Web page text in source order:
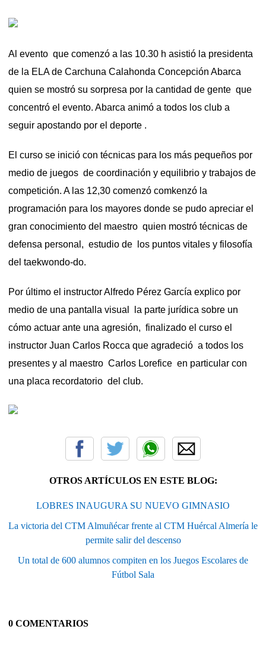
Al evento que comenzó a las 10.30 h asistió la presidenta
de la ELA de Carchuna Calahonda Concepción Abarca
quien se mostró su sorpresa por la cantidad de gente que
concentró el evento. Abarca animó a todos los club a
seguir apostando por el deporte .
El curso se inició con técnicas para los más pequeños por
medio de juegos de coordinación y equilibrio y trabajos de
competición. A las 12,30 comenzó comkenzó la
programación para los mayores donde se pudo apreciar el
gran conocimiento del maestro quien mostró técnicas de
defensa personal, estudio de los puntos vitales y filosofía
del taekwondo-do.
Por último el instructor Alfredo Pérez García explico por
medio de una pantalla visual la parte jurídica sobre un
cómo actuar ante una agresión, finalizado el curso el
instructor Juan Carlos Rocca que agradeció a todos los
presentes y al maestro Carlos Lorefice en particular con
una placa recordatorio del club.
OTROS ARTÍCULOS EN ESTE BLOG:
LOBRES INAUGURA SU NUEVO GIMNASIO
La victoria del CTM Almuñécar frente al CTM Huércal Almería le
permite salir del descenso
Un total de 600 alumnos compiten en los Juegos Escolares de
Fútbol Sala
0 COMENTARIOS